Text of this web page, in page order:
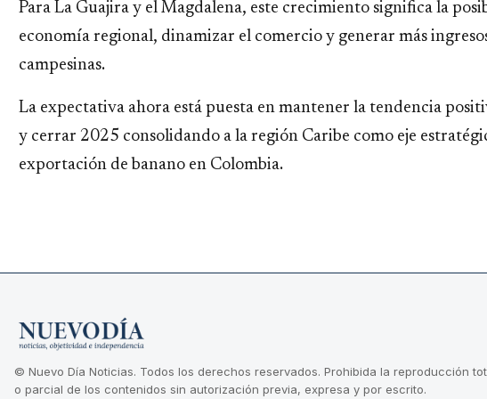
Para La Guajira y el Magdalena, este crecimiento significa la
economía regional, dinamizar el comercio y generar más
campesinas.
La expectativa ahora está puesta en mantener la tendencia
y cerrar 2025 consolidando a la región Caribe como eje
exportación de banano en Colombia.
© Nuevo Día Noticias. Todos los derechos reservados. Prohibida la reproducción
o parcial de los contenidos sin autorización previa, expresa y por escrito.